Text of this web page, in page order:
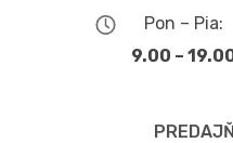
Pon – Pia:
9.00 –